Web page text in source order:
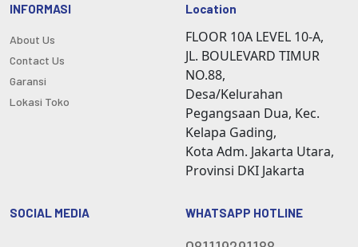
INFORMASI
About Us
Contact Us
Garansi
Lokasi Toko
Location
FLOOR 10A LEVEL 10-A,
JL. BOULEVARD TIMUR
NO.88,
Desa/Kelurahan
Pegangsaan Dua, Kec.
Kelapa Gading,
Kota Adm. Jakarta Utara,
Provinsi DKI Jakarta
SOCIAL MEDIA WHATSAPP HOTLINE